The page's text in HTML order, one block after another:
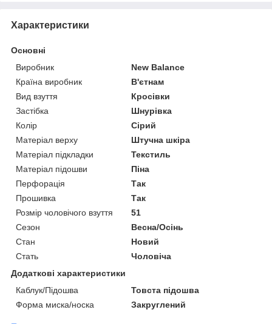
Характеристики
Основні
Виробник
New Balance
Країна виробник
В'єтнам
Вид взуття
Кросівки
Застібка
Шнурівка
Колір
Сірий
Матеріал верху
Штучна шкіра
Матеріал підкладки
Текстиль
Матеріал підошви
Піна
Перфорація
Так
Прошивка
Так
Розмір чоловічого взуття
51
Сезон
Весна/Осінь
Стан
Новий
Стать
Чоловіча
Додаткові характеристики
Каблук/Підошва
Товста підошва
Форма миска/носка
Закруглений